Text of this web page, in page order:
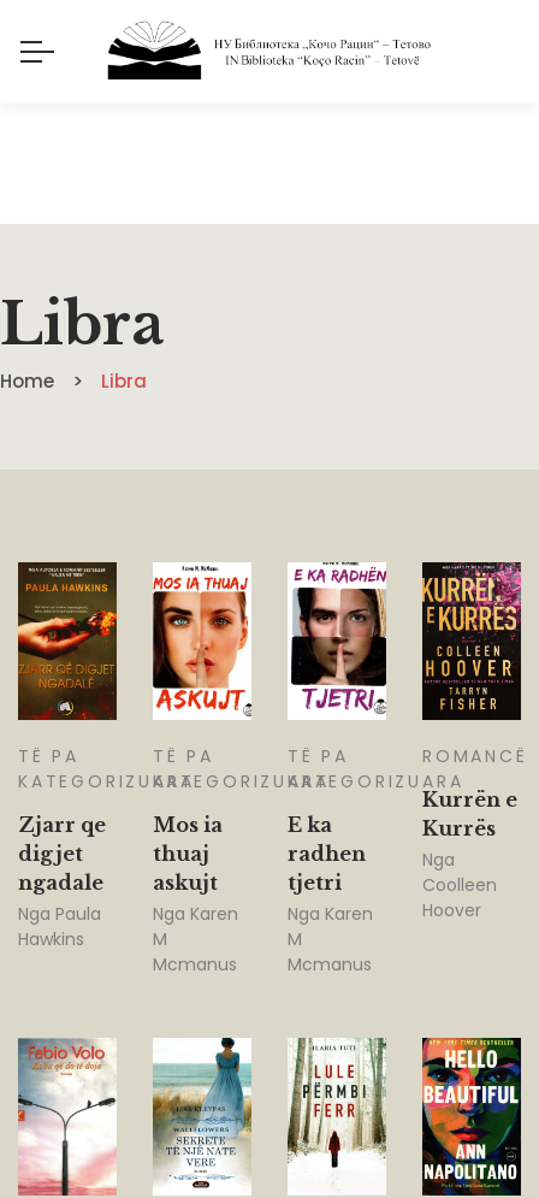
Libra
Home Libra
TË PA
KATEGORIZUARA
Zjarr qe
digjet
ngadale
Nga Paula
Hawkins
TË PA
KATEGORIZUARA
Mos ia
thuaj
askujt
Nga Karen
M
Mcmanus
TË PA
KATEGORIZUARA
E ka
radhen
tjetri
Nga Karen
M
Mcmanus
ROMANCË
Kurrën e
Kurrës
Nga
Coolleen
Hoover